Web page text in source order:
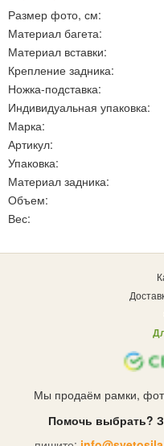
Размер фото, см:
Материал багета:
Материал вставки:
Крепление задника:
Ножка-подставка:
Индивидуальная упаковка:
Марка:
Артикул:
Упаковка:
Материал задника:
Объем:
Вес:
Мы продаём рамки,
Помочь выбрать?